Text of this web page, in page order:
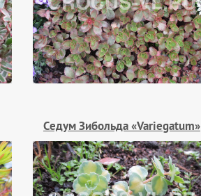
Седум Зибольда «Variegatum»